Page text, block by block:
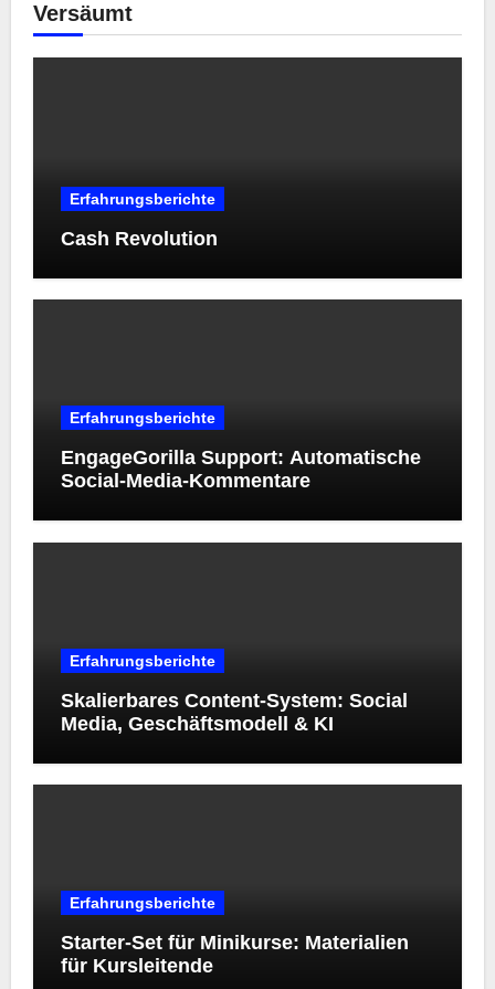
Versäumt
Erfahrungsberichte
Cash Revolution
Erfahrungsberichte
EngageGorilla Support: Automatische
Social-Media-Kommentare
Erfahrungsberichte
Skalierbares Content-System: Social
Media, Geschäftsmodell & KI
Erfahrungsberichte
Starter‑Set für Minikurse: Materialien
für Kursleitende